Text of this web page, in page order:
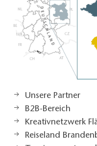
Unsere Partner
B2B-Bereich
Kreativnetzwerk
Reiseland